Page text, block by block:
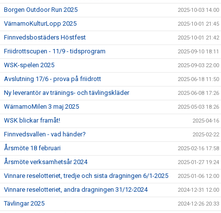
Borgen Outdoor Run 2025 2025-10-03 14:00
VärnamoKulturLopp 2025 2025-10-01 21:45
Finnvedsbostäders Höstfest 2025-10-01 21:42
Friidrottscupen - 11/9 - tidsprogram 2025-09-10 18:11
WSK-spelen 2025 2025-09-03 22:00
Avslutning 17/6 - prova på friidrott 2025-06-18 11:50
Ny leverantör av tränings- och tävlingskläder 2025-06-08 17:26
WärnamoMilen 3 maj 2025 2025-05-03 18:26
WSK blickar framåt! 2025-04-16
Finnvedsvallen - vad händer? 2025-02-22
Årsmöte 18 februari 2025-02-16 17:58
Årsmöte verksamhetsår 2024 2025-01-27 19:24
Vinnare reselotteriet, tredje och sista dragningen 6/1-2025 2025-01-06 12:00
Vinnare reselotteriet, andra dragningen 31/12-2024 2024-12-31 12:00
Tävlingar 2025 2024-12-26 20:33